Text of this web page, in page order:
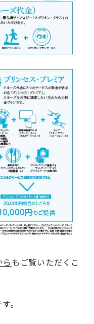
らもご覧いただくこ
。